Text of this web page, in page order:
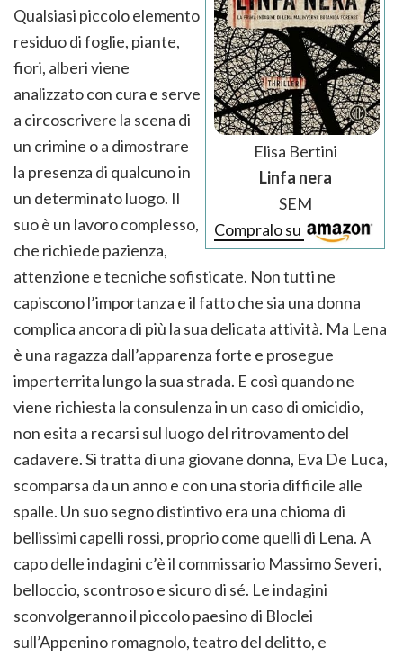
Elisa Bertini
Linfa nera
SEM
Compralo su
Qualsiasi piccolo elemento
residuo di foglie, piante,
fiori, alberi viene
analizzato con cura e serve
a circoscrivere la scena di
un crimine o a dimostrare
la presenza di qualcuno in
un determinato luogo. Il
suo è un lavoro complesso,
che richiede pazienza,
attenzione e tecniche sofisticate. Non tutti ne
capiscono l’importanza e il fatto che sia una donna
complica ancora di più la sua delicata attività. Ma Lena
è una ragazza dall’apparenza forte e prosegue
imperterrita lungo la sua strada. E così quando ne
viene richiesta la consulenza in un caso di omicidio,
non esita a recarsi sul luogo del ritrovamento del
cadavere. Si tratta di una giovane donna, Eva De Luca,
scomparsa da un anno e con una storia difficile alle
spalle. Un suo segno distintivo era una chioma di
bellissimi capelli rossi, proprio come quelli di Lena. A
capo delle indagini c’è il commissario Massimo Severi,
belloccio, scontroso e sicuro di sé. Le indagini
sconvolgeranno il piccolo paesino di Bloclei
sull’Appenino romagnolo, teatro del delitto, e